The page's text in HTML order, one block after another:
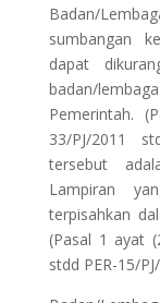
Badan/
sumbangan
dapat
badan/
Pemerintah.
33/PJ/2011
tersebut
Lampiran
terpisahkan
(Pasal 1 ayat
stdd PER-15/